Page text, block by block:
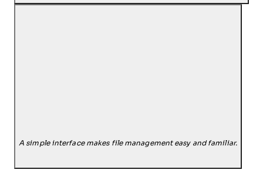
A simple interface makes file management easy and familiar.